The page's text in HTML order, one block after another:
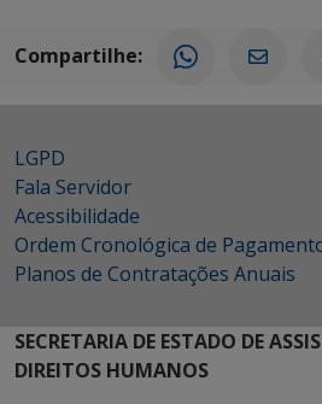
Compartilhe:
LGPD
Fala Servidor
Acessibilidade
Ordem Cronológica de
Planos de Contratações Anuais
SECRETARIA DE ESTADO DE
DIREITOS HUMANOS